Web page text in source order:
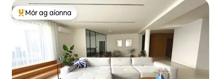
An-mhór ag aíonna
Mór ag aíonna